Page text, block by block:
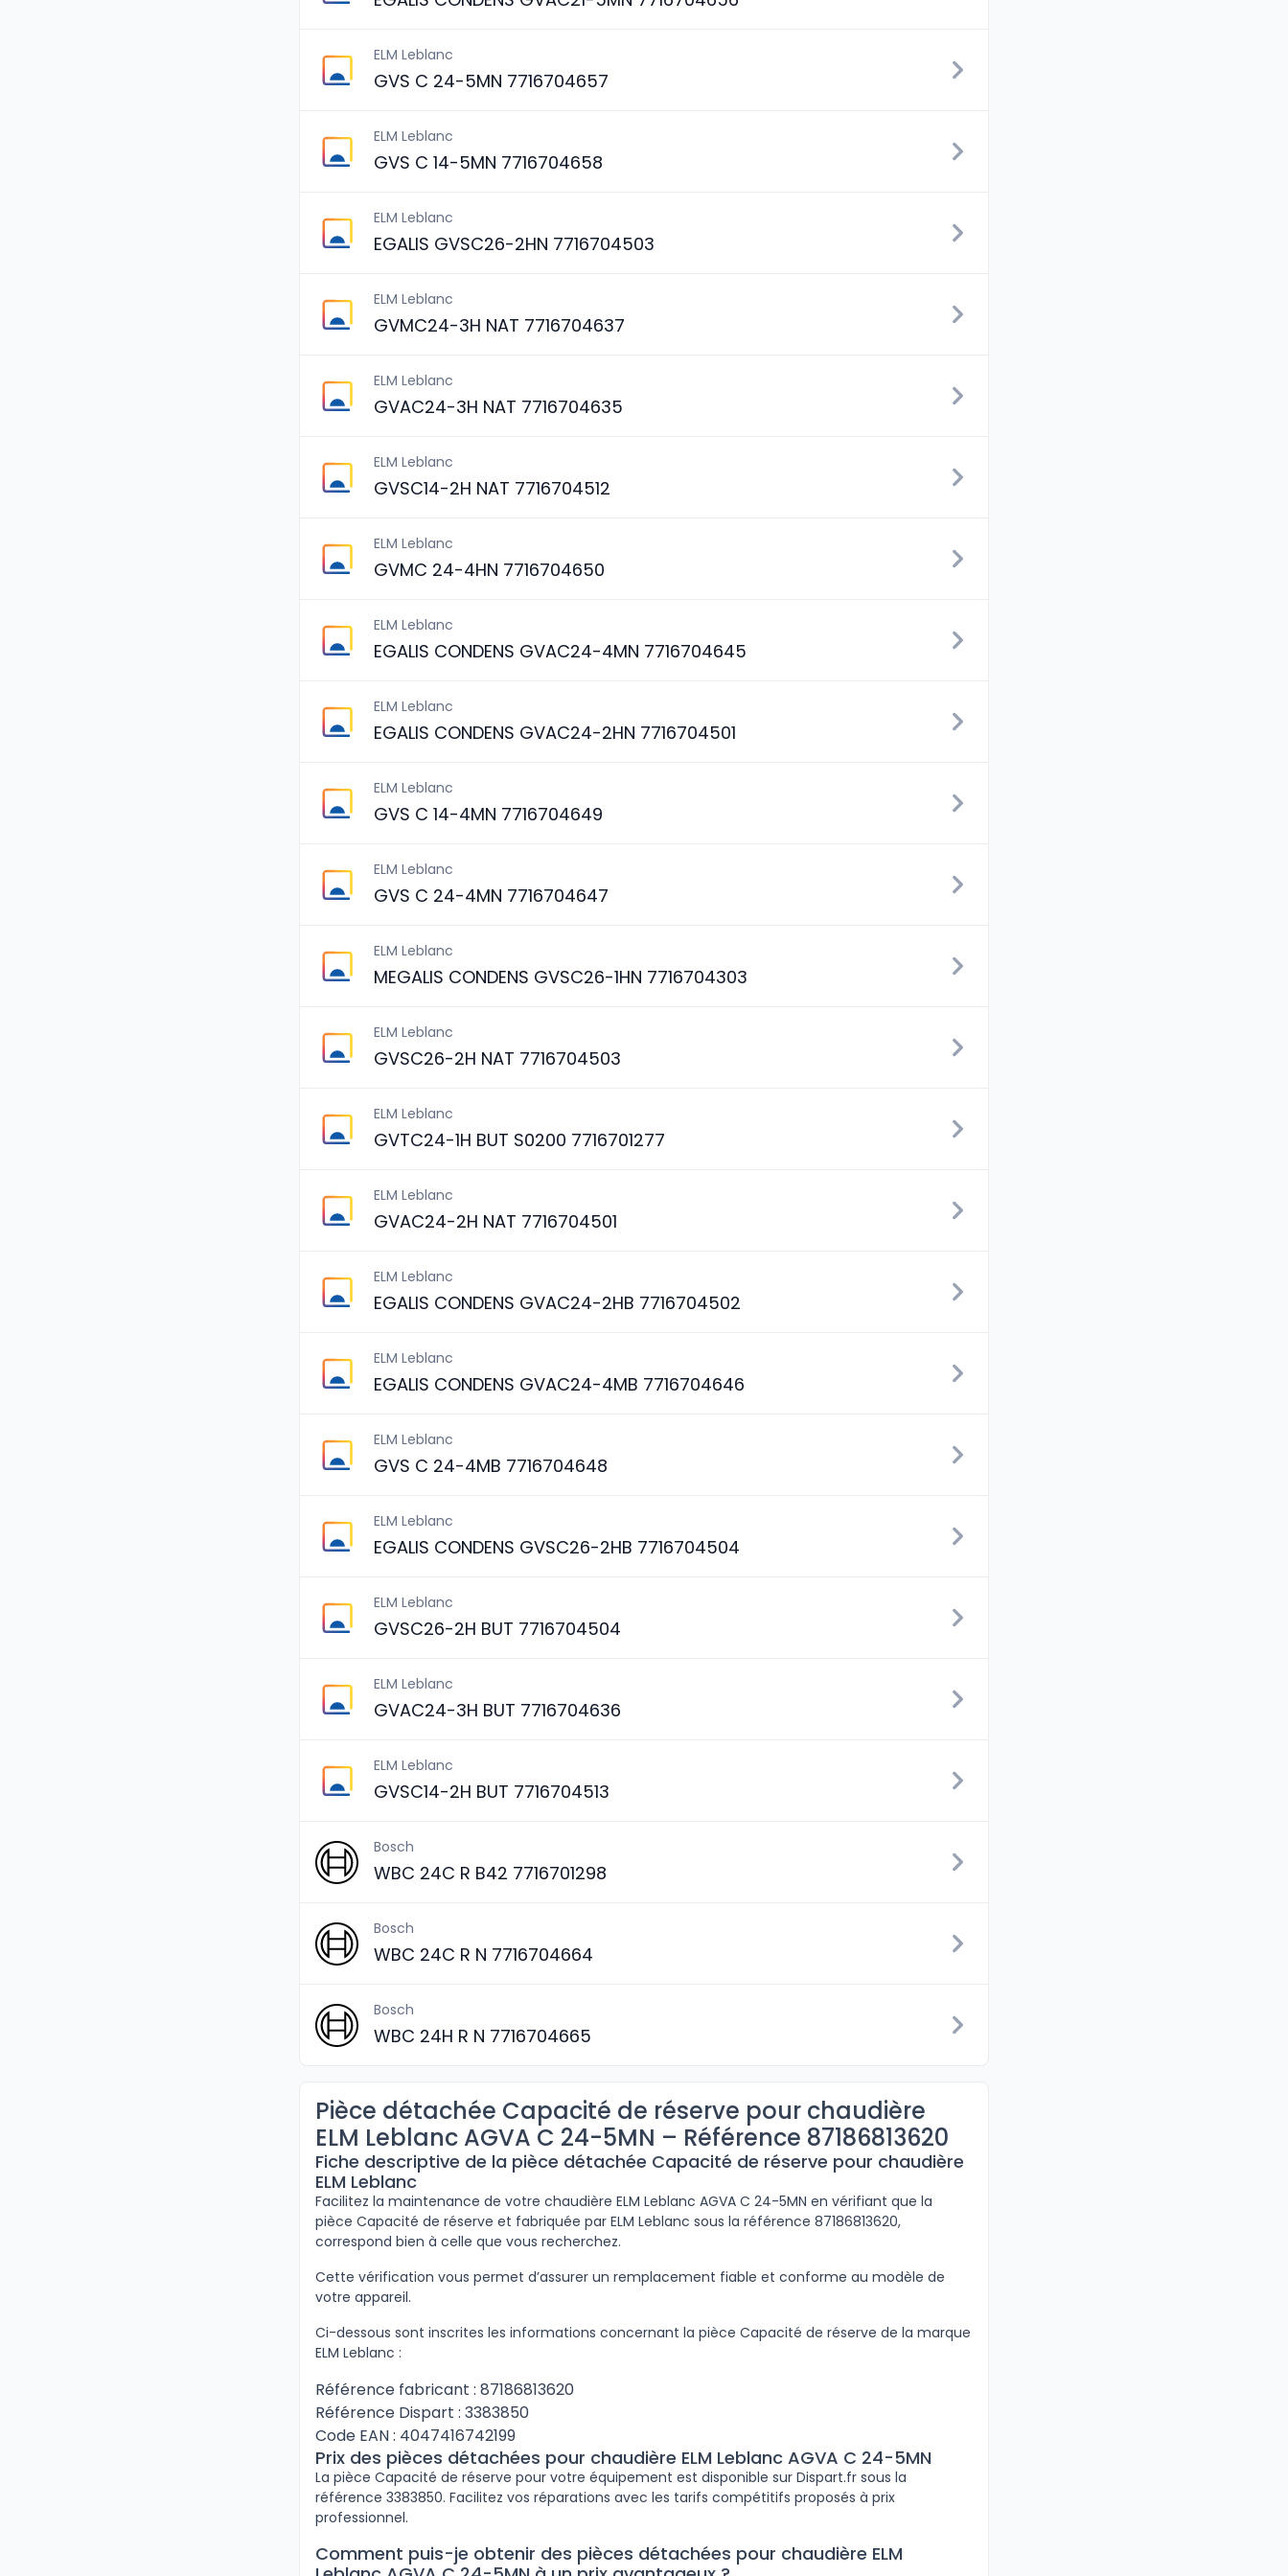
ELM Leblanc
GVS C 24-5MN 7716704657
ELM Leblanc
GVS C 14-5MN 7716704658
ELM Leblanc
EGALIS GVSC26-2HN 7716704503
ELM Leblanc
GVMC24-3H NAT 7716704637
ELM Leblanc
GVAC24-3H NAT 7716704635
ELM Leblanc
GVSC14-2H NAT 7716704512
ELM Leblanc
GVMC 24-4HN 7716704650
ELM Leblanc
EGALIS CONDENS GVAC24-4MN 7716704645
ELM Leblanc
EGALIS CONDENS GVAC24-2HN 7716704501
ELM Leblanc
GVS C 14-4MN 7716704649
ELM Leblanc
GVS C 24-4MN 7716704647
ELM Leblanc
MEGALIS CONDENS GVSC26-1HN 7716704303
ELM Leblanc
GVSC26-2H NAT 7716704503
ELM Leblanc
GVTC24-1H BUT S0200 7716701277
ELM Leblanc
GVAC24-2H NAT 7716704501
ELM Leblanc
EGALIS CONDENS GVAC24-2HB 7716704502
ELM Leblanc
EGALIS CONDENS GVAC24-4MB 7716704646
ELM Leblanc
GVS C 24-4MB 7716704648
ELM Leblanc
EGALIS CONDENS GVSC26-2HB 7716704504
ELM Leblanc
GVSC26-2H BUT 7716704504
ELM Leblanc
GVAC24-3H BUT 7716704636
ELM Leblanc
GVSC14-2H BUT 7716704513
Bosch
WBC 24C R B42 7716701298
Bosch
WBC 24C R N 7716704664
Bosch
WBC 24H R N 7716704665
Pièce détachée Capacité de réserve pour chaudière
ELM Leblanc AGVA C 24-5MN – Référence 87186813620
Fiche descriptive de la pièce détachée Capacité de réserve pour chaudière
ELM Leblanc
Facilitez la maintenance de votre chaudière ELM Leblanc AGVA C 24-5MN en vérifiant que la
pièce Capacité de réserve et fabriquée par ELM Leblanc sous la référence 87186813620,
correspond bien à celle que vous recherchez.
Cette vérification vous permet d’assurer un remplacement fiable et conforme au modèle de
votre appareil.
Ci-dessous sont inscrites les informations concernant la pièce Capacité de réserve de la marque
ELM Leblanc :
Référence fabricant : 87186813620
Référence Dispart : 3383850
Code EAN : 4047416742199
Prix des pièces détachées pour chaudière ELM Leblanc AGVA C 24-5MN
La pièce Capacité de réserve pour votre équipement est disponible sur Dispart.fr sous la
référence 3383850. Facilitez vos réparations avec les tarifs compétitifs proposés à prix
professionnel.
Comment puis-je obtenir des pièces détachées pour chaudière ELM